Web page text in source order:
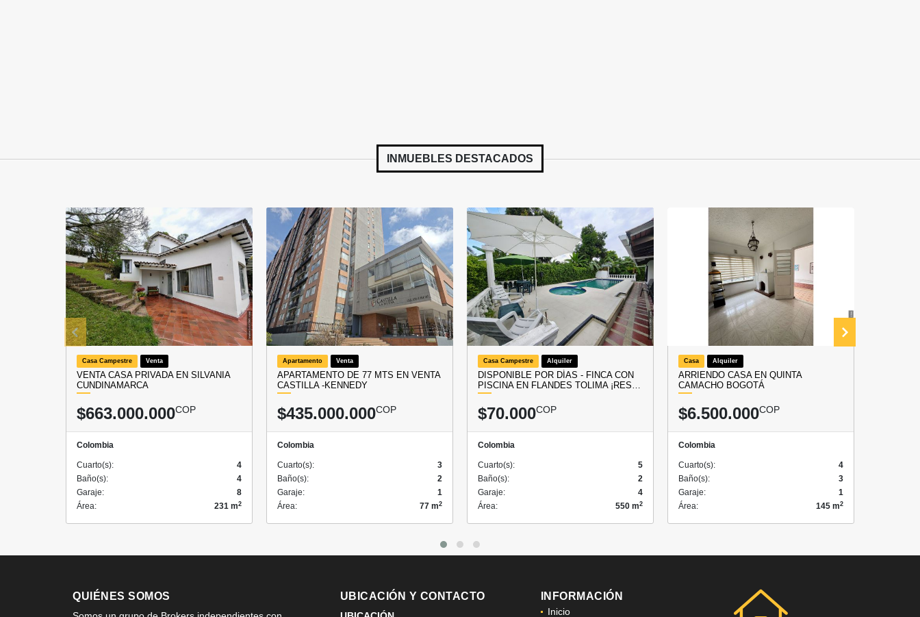
INMUEBLES DESTACADOS
Casa Campestre Venta
VENTA CASA PRIVADA EN SILVANIA
CUNDINAMARCA
$663.000.000COP
Colombia
Cuarto(s):
4
Baño(s):
4
Garaje:
8
Área:
231 m2
Apartamento Venta
APARTAMENTO DE 77 MTS EN VENTA
CASTILLA -KENNEDY
$435.000.000COP
Colombia
Cuarto(s):
3
Baño(s):
2
Garaje:
1
Área:
77 m2
Casa Campestre Alquiler
DISPONIBLE POR DÍAS - FINCA CON
PISCINA EN FLANDES TOLIMA ¡RES…
$70.000COP
Colombia
Cuarto(s):
5
Baño(s):
2
Garaje:
4
Área:
550 m2
Casa Alquiler
ARRIENDO CASA EN QUINTA
CAMACHO BOGOTÁ
$6.500.000COP
Colombia
Cuarto(s):
4
Baño(s):
3
Garaje:
1
Área:
145 m2
QUIÉNES SOMOS UBICACIÓN Y CONTACTO INFORMACIÓN
Inicio